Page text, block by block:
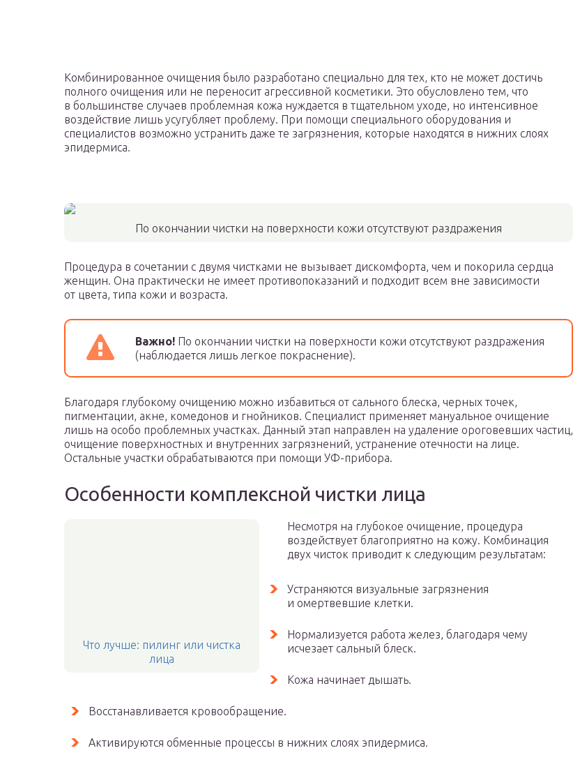
Комбинированное очищения было разработано специально для тех, кто не может достичь
полного очищения или не переносит агрессивной косметики. Это обусловлено тем, что
в большинстве случаев проблемная кожа нуждается в тщательном уходе, но интенсивное
воздействие лишь усугубляет проблему. При помощи специального оборудования и
специалистов возможно устранить даже те загрязнения, которые находятся в нижних слоях
эпидермиса.
По окончании чистки на поверхности кожи отсутствуют раздражения
Процедура в сочетании с двумя чистками не вызывает дискомфорта, чем и покорила сердца
женщин. Она практически не имеет противопоказаний и подходит всем вне зависимости
от цвета, типа кожи и возраста.
Важно! По окончании чистки на поверхности кожи отсутствуют раздражения
(наблюдается лишь легкое покраснение).
Благодаря глубокому очищению можно избавиться от сального блеска, черных точек,
пигментации, акне, комедонов и гнойников. Специалист применяет мануальное очищение
лишь на особо проблемных участках. Данный этап направлен на удаление ороговевших частиц,
очищение поверхностных и внутренних загрязнений, устранение отечности на лице.
Остальные участки обрабатываются при помощи УФ-прибора.
Особенности комплексной чистки лица
Что лучше: пилинг или чистка
лица
Несмотря на глубокое очищение, процедура
воздействует благоприятно на кожу. Комбинация
двух чисток приводит к следующим результатам:
Устраняются визуальные загрязнения
и омертвевшие клетки.
Нормализуется работа желез, благодаря чему
исчезает сальный блеск.
Кожа начинает дышать.
Восстанавливается кровообращение.
Активируются обменные процессы в нижних слоях эпидермиса.